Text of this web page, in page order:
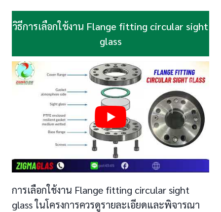
วิธีการเลือกใช้งาน Flange fitting circular sight
glass
การเลือกใช้งาน Flange fitting circular sight
glass ในโครงการควรดูรายละเอียดและพิจารณา